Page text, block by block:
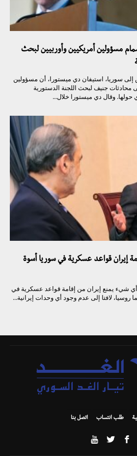
مسؤولين أمريكيين وأوربيين لبحث
سوريا، استيفان دي ميستورا، أن مسؤولين
محادثات جنيف لبحث اللجنة الدستورية
وقال دي ميستورا خلال...
إيران قواعد عسكرية في سوريا أسوة
أي شيء يمنع إيران من إقامة قواعد عسكرية في
روسيا، لافتا إلى عدم وجود أي وحدات إيرانية...
طلب انتساب اتصل بنا